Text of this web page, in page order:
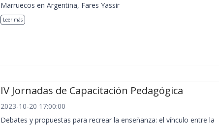
Marruecos en Argentina, Fares Yassir
Leer más
IV Jornadas de Capacitación Pedagógica
2023-10-20 17:00:00
Debates y propuestas para recrear la enseñanza: el vínculo entre la